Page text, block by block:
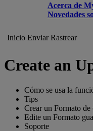
Acerca de
Novedades
Inicio Enviar Rastrear
Create an
Cómo se usa la
Tips
Crear un Formato de
Edite un Formato
Soporte